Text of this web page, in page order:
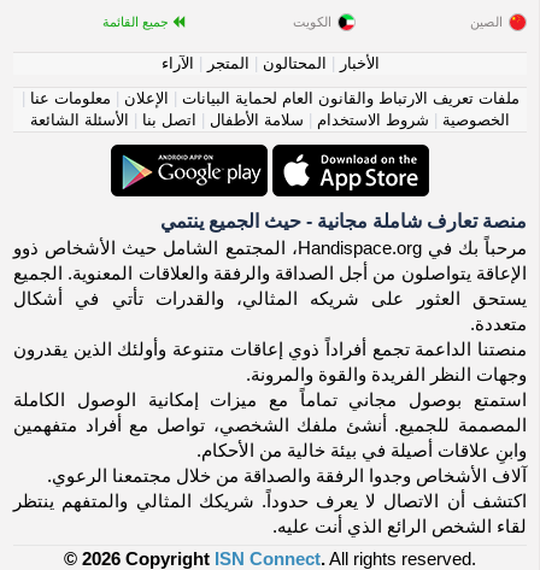
الصين الكويت جميع القائمة
الأخبار المحتالون المتجر
الآراء
ملفات تعريف الارتباط والقانون العام لحماية البيانات
الإعلان معلومات عنا
الخصوصية
شروط الاستخدام سلامة الأطفال اتصل بنا الأسئلة الشائعة
منصة تعارف شاملة مجانية - حيث الجميع ينتمي
مرحباً بك في Handispace.org، المجتمع الشامل حيث الأشخاص ذوو
الإعاقة يتواصلون من أجل الصداقة والرفقة والعلاقات المعنوية. الجميع
يستحق العثور على شريكه المثالي، والقدرات تأتي في أشكال
متعددة.
منصتنا الداعمة تجمع أفراداً ذوي إعاقات متنوعة وأولئك الذين يقدرون
وجهات النظر الفريدة والقوة والمرونة.
استمتع بوصول مجاني تماماً مع ميزات إمكانية الوصول الكاملة
المصممة للجميع. أنشئ ملفك الشخصي، تواصل مع أفراد متفهمين
وابنِ علاقات أصيلة في بيئة خالية من الأحكام.
آلاف الأشخاص وجدوا الرفقة والصداقة من خلال مجتمعنا الرعوي.
اكتشف أن الاتصال لا يعرف حدوداً. شريكك المثالي والمتفهم ينتظر
لقاء الشخص الرائع الذي أنت عليه.
© 2026 Copyright ISN Connect.All rights reserved.